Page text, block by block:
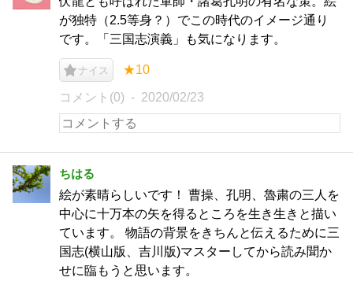
が独特（2.5等身？）でこの時代のイメージ通り
です。「三国志演義」も気になります。
ナイス ★10
コメント(0) 2020/02/23
ちはる
絵が素晴らしいです！ 曹操、孔明、魯粛の三人を
中心に十万本の矢を得るところを生き生きと描い
ています。 物語の背景をきちんと伝えるために三
国志(横山版、吉川版)マスターしてから読み聞か
せに臨もうと思います。